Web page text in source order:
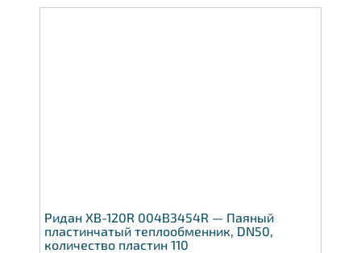
Ридан XB-120R 004B3454R — Паяный
пластинчатый теплообменник, DN50,
количество пластин 110